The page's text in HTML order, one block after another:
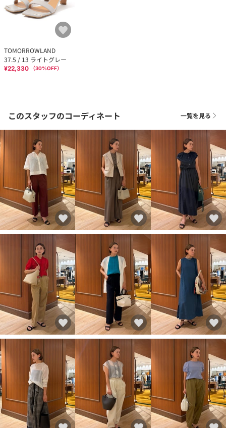
TOMORROWLAND
37.5 / 13 ライトグレー
¥22,330 （30%OFF）
このスタッフのコーディネート 一覧を見る